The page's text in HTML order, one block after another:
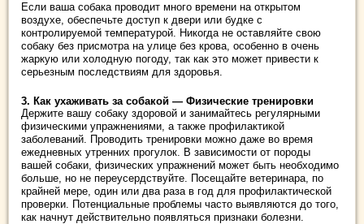
Если ваша собака проводит много времени на открытом
воздухе, обеспечьте доступ к двери или будке с
контролируемой температурой. Никогда не оставляйте свою
собаку без присмотра на улице без крова, особенно в очень
жаркую или холодную погоду, так как это может привести к
серьезным последствиям для здоровья.
3. Как ухаживать за собакой — Физические тренировки
Держите вашу собаку здоровой и занимайтесь регулярными
физическими упражнениями, а также профилактикой
заболеваний. Проводить тренировки можно даже во время
ежедневных утренних прогулок. В зависимости от породы
вашей собаки, физических упражнений может быть необходимо
больше, но не переусердствуйте. Посещайте ветеринара, по
крайней мере, один или два раза в год для профилактической
проверки. Потенциальные проблемы часто выявляются до того,
как начнут действительно появляться признаки болезни.